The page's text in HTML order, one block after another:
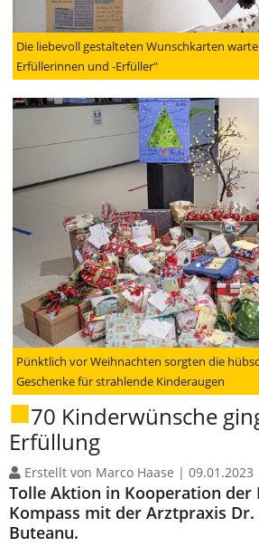
Die liebevoll gestalteten Wunschkarten
Erfüllerinnen und -Erfüller"
Pünktlich vor Weihnachten sorgten die
Geschenke für strahlende Kinderaugen
70 Kinderwünsche
Erfüllung
Erstellt von Marco Haase | 09.01.2023
Tolle Aktion in Kooperation der
Kompass mit der Arztpraxis
Buteanu.